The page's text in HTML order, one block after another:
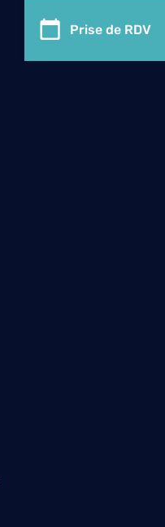
Prise de RDV